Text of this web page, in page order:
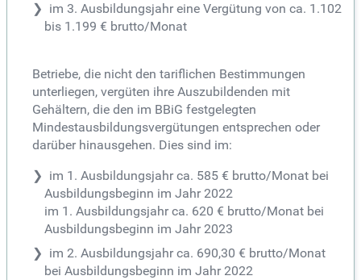
im 3. Ausbildungsjahr eine Vergütung von ca. 1.102
bis 1.199 € brutto/Monat
Betriebe, die nicht den tariflichen Bestimmungen
unterliegen, vergüten ihre Auszubildenden mit
Gehältern, die den im BBiG festgelegten
Mindestausbildungsvergütungen entsprechen oder
darüber hinausgehen. Dies sind im:
im 1. Ausbildungsjahr ca. 585 € brutto/Monat bei
Ausbildungsbeginn im Jahr 2022
im 1. Ausbildungsjahr ca. 620 € brutto/Monat bei
Ausbildungsbeginn im Jahr 2023
im 2. Ausbildungsjahr ca. 690,30 € brutto/Monat
bei Ausbildungsbeginn im Jahr 2022